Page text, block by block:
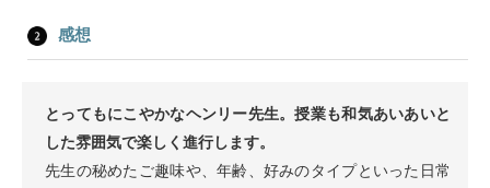
感想
とってもにこやかなヘンリー先生。授業も和気あいあいと
した雰囲気で楽しく進行します。
先生の秘めたご趣味や、年齢、好みのタイプといった日常